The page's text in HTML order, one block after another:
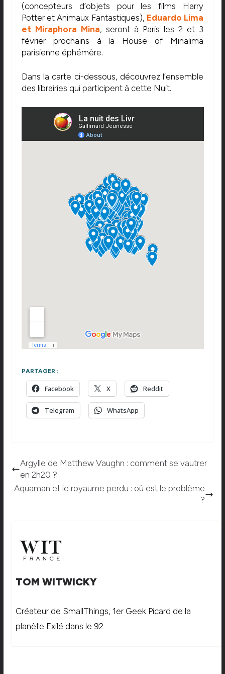
(concepteurs d’objets pour les films Harry
Potter et Animaux Fantastiques), Eduardo Lima
et Miraphora Mina, seront à Paris les 2 et 3
février prochains à la House of Minalima
parisienne éphémère.
Dans la carte ci-dessous, découvrez l’ensemble
des librairies qui participent à cette Nuit.
PARTAGER :
Facebook X Reddit
Telegram WhatsApp
Argylle de Matthew Vaughn : comment se vautrer
en 2h20 ?
Aquaman et le royaume perdu : où est le problème
?
TOM WITWICKY
Créateur de SmallThings, 1er Geek Picard de la
planète Exilé dans le 92